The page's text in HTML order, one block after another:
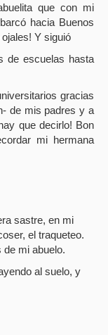
que con mi
hacia Buenos
Y siguió
de escuelas hasta
gracias
de mis padres y a
que decirlo! Bon
mi hermana
sastre, en mi
el traqueteo.
mi abuelo.
al suelo, y